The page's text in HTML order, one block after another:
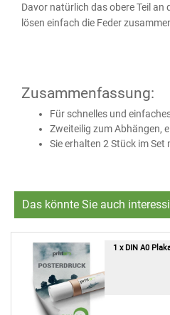
Davor natürlich das obere Teil an
lösen einfach die Feder
Zusammenfassung:
Für schnelles und
Zweiteilig zum Abhängen,
Sie erhalten 2 Stück im Set
Das könnte Sie auch
1 x DIN A0